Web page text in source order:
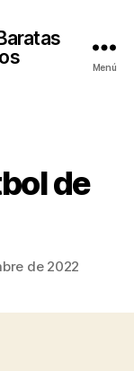
Menú
de
de 2022